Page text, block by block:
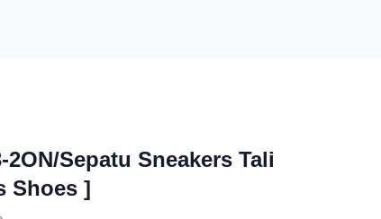
2ON/Sepatu Sneakers Tali
Shoes ]